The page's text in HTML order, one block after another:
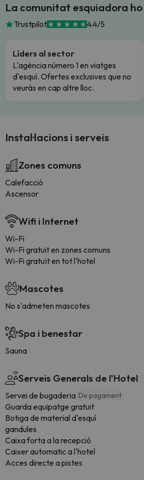
La comunitat esquiadora
Trustpilot 4.4/5
Líders al sector
L'agència número 1 en viatges
d'esquí. Ofertes exclusives que no
veuràs en cap altre lloc.
Instal·lacions i serveis
Zones comuns
Calefacció
Ascensor
Wifi i Internet
Wi-Fi
Wi-Fi gratuit en zones comuns
Wi-Fi gratuït en tot l'hotel
Mascotes
No s'admeten mascotes
Spa i benestar
Sauna
Serveis Generals de l'Hotel
Servei de bugaderia De pagament
Guarda equipatge gratuit
Botiga de material d'esquí
gandules
Caixa forta a la recepció
Caixer automatic a l'hotel
Acces directe a pistes